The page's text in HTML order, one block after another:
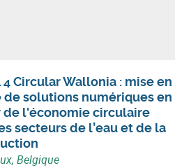
Circular Wallonia : mise en
solutions numériques en
de l'économie circulaire
secteurs de l’eau et de la
Belgique